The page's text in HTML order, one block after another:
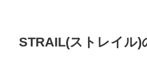
STRAIL(ストレイル)